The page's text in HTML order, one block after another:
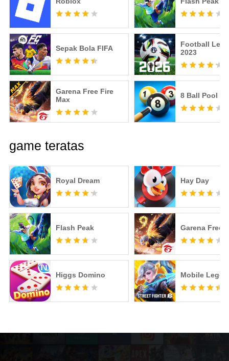
Sepak Bola FIFA
Football
2023
Garena Free Fire
Max
8 Ball Pool
game teratas
Royal Dream
Flash Peak
Higgs Domino
Hay Day
Garena Free
Mobile